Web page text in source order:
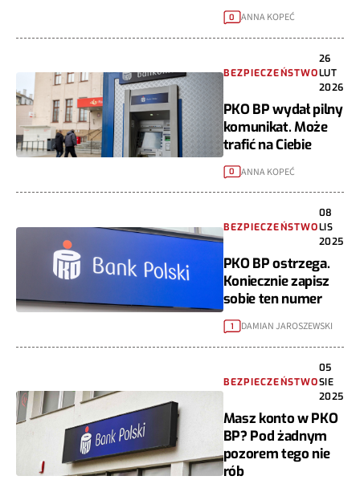
0 ANNA KOPEĆ
BEZPIECZEŃSTWO
26
LUT
2026
PKO BP wydał pilny
komunikat. Może
trafić na Ciebie
0 ANNA KOPEĆ
BEZPIECZEŃSTWO
08
LIS
2025
PKO BP ostrzega.
Koniecznie zapisz
sobie ten numer
1 DAMIAN JAROSZEWSKI
BEZPIECZEŃSTWO
05
SIE
2025
Masz konto w PKO
BP? Pod żadnym
pozorem tego nie
rób